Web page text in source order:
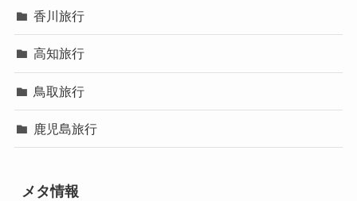
香川旅行
高知旅行
鳥取旅行
鹿児島旅行
メタ情報